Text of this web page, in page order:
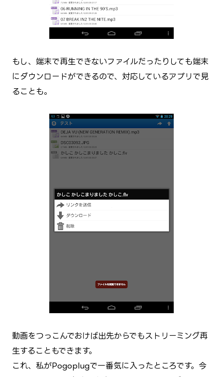
もし、端末で再生できないファイルだったりしても端末
にダウンロードができるので、対応しているアプリで見
ることも。
動画をつっこんでおけば出先からでもストリーミング再
生することもできます。
これ、私がPogoplugで一番気に入ったところです。 今